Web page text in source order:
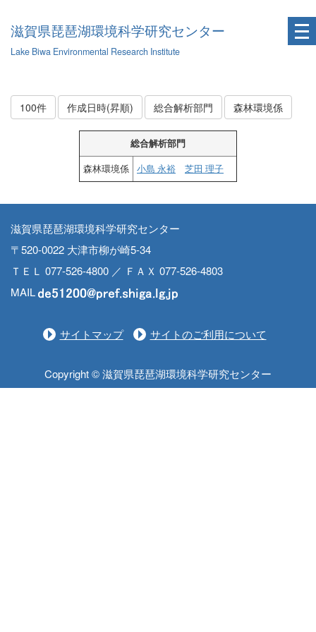
滋賀県琵琶湖環境科学研究センター
Lake Biwa Environmental Research Institute
100件 作成日時(昇順) 総合解析部門 森林環境係
総合解析部門
森林環境係
小島 永裕 芝田 理子
滋賀県琵琶湖環境科学研究センター
〒520-0022 大津市柳が崎5-34
ＴＥＬ 077-526-4800 ／ ＦＡＸ 077-526-4803
MAIL
サイトマップ サイトのご利用について
Copyright © 滋賀県琵琶湖環境科学研究センター